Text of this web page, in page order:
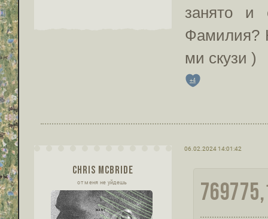
занято и
Фамилия?
ми скузи )
+4
06.02.2024 14:01:42
CHRIS MCBRIDE
от меня не уйдешь